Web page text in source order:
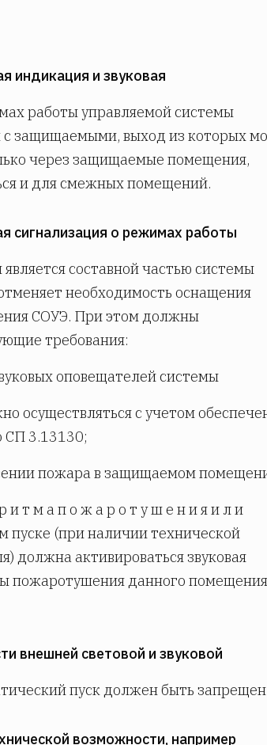
индикация и звуковая
работы управляемой системы
защищаемыми, выход из которых
через защищаемые помещения,
и для смежных помещений.
сигнализация о режимах работы
составной частью системы
необходимость оснащения
СОУЭ. При этом должны
требования:
оповещателей системы
осуществляться с учетом
СП 3.13130;
пожара в защищаемом
и т м а п о ж а р о т у ш е н и я и л и
пуске (при наличии технической
должна активироваться звуковая
пожаротушения данного
внешней световой и звуковой
пуск должен быть
возможности, например